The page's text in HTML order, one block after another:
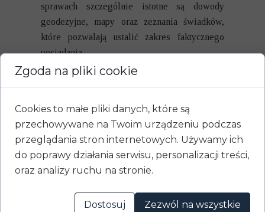
sprawach szczególnie istotne są dowody
geodezyjne, mapy oraz zeznania świadków,
które pozwalają ustalić zakres faktycznego
posiadania.
Zasiedzenie domu rodzinnego
w praktyce sądowej
Zasiedzenie domu rodzinnego jest jedną
z najbardziej problematycznych kategorii
spraw, zwłaszcza gdy nieruchomość była
zamieszkiwana przez członków rodziny
właściciela. Sądy bardzo dokładnie analizują,
czy posiadanie miało charakter samoistny, czy
też wynikało z relacji rodzinnych, opieki lub
Zgoda na pliki cookie
Cookies to małe pliki danych, które są
przechowywane na Twoim urządzeniu podczas
przeglądania stron internetowych. Używamy ich
do poprawy działania serwisu, personalizacji treści,
oraz analizy ruchu na stronie.
Dostosuj Zezwól na wszystkie